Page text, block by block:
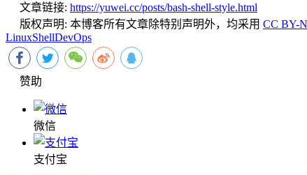
文章链接: https://yuwei.cc/posts/bash-shell-style.html
版权声明: 本博客所有文章除特别声明外，均采用 CC BY-
LinuxShellDevOps
赞助
微信
支付宝